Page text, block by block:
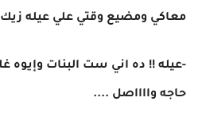
معاكي ومضيع وقتي علي عيله
-عيله !! ده اني ست البنات
حاجه وااااصل ....